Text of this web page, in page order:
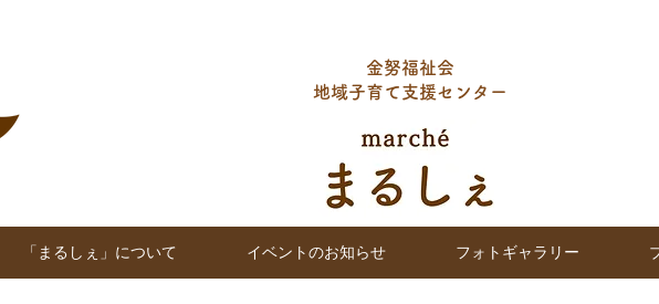
「まるしぇ」について イベントのお知らせ フォトギャラリー
金努福祉会
地域子育て支援センター